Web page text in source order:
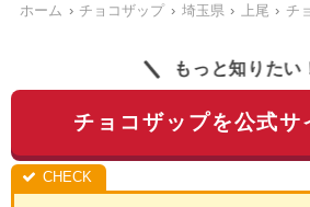
ホーム チョコザップ 埼玉県 上尾 チ
もっと知りたい
チョコザップを公式サ